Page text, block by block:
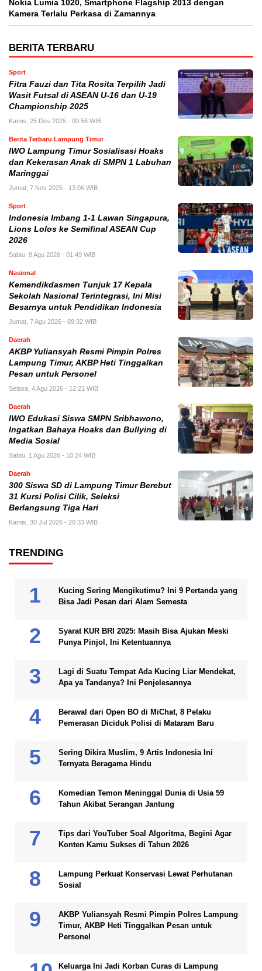
Nokia Lumia 1020, Smartphone Flagship 2013 dengan
Kamera Terlalu Perkasa di Zamannya
BERITA TERBARU
Sport
Fitra Fauzi dan Tita Rosita Terpilih Jadi
Wasit Futsal di ASEAN U-16 dan U-19
Championship 2025
Kamis, 25 Des 2025 - 00:56 WIB
Berita Terbaru Lampung Timur
IWO Lampung Timur Sosialisasi Hoaks
dan Kekerasan Anak di SMPN 1 Labuhan
Maringgai
Jumat, 7 Nov 2025 - 13:06 WIB
Sport
Indonesia Imbang 1-1 Lawan Singapura,
Lions Lolos ke Semifinal ASEAN Cup
2026
Sabtu, 8 Agu 2026 - 01:49 WIB
Nasional
Kemendikdasmen Tunjuk 17 Kepala
Sekolah Nasional Terintegrasi, Ini Misi
Besarnya untuk Pendidikan Indonesia
Jumat, 7 Agu 2026 - 09:32 WIB
Daerah
AKBP Yuliansyah Resmi Pimpin Polres
Lampung Timur, AKBP Heti Tinggalkan
Pesan untuk Personel
Selasa, 4 Agu 2026 - 12:21 WIB
Daerah
IWO Edukasi Siswa SMPN Sribhawono,
Ingatkan Bahaya Hoaks dan Bullying di
Media Sosial
Sabtu, 1 Agu 2026 - 10:24 WIB
Daerah
300 Siswa SD di Lampung Timur Berebut
31 Kursi Polisi Cilik, Seleksi
Berlangsung Tiga Hari
Kamis, 30 Jul 2026 - 20:33 WIB
TRENDING
Kucing Sering Mengikutimu? Ini 9 Pertanda yang
Bisa Jadi Pesan dari Alam Semesta
Syarat KUR BRI 2025: Masih Bisa Ajukan Meski
Punya Pinjol, Ini Ketentuannya
Lagi di Suatu Tempat Ada Kucing Liar Mendekat,
Apa ya Tandanya? Ini Penjelesannya
Berawal dari Open BO di MiChat, 8 Pelaku
Pemerasan Diciduk Polisi di Mataram Baru
Sering Dikira Muslim, 9 Artis Indonesia Ini
Ternyata Beragama Hindu
Komedian Temon Meninggal Dunia di Usia 59
Tahun Akibat Serangan Jantung
Tips dari YouTuber Soal Algoritma, Begini Agar
Konten Kamu Sukses di Tahun 2026
Lampung Perkuat Konservasi Lewat Perhutanan
Sosial
AKBP Yuliansyah Resmi Pimpin Polres Lampung
Timur, AKBP Heti Tinggalkan Pesan untuk
Personel
Keluarga Ini Jadi Korban Curas di Lampung